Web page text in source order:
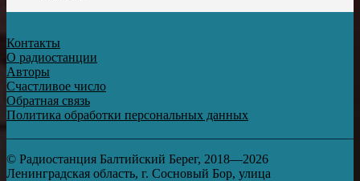
Контакты
О радиостанции
Авторы
Счастливое число
Обратная связь
Политика обработки персональных данных
© Радиостанция Балтийский Берег, 2018—2026
Ленинградская область, г. Сосновый Бор, улица